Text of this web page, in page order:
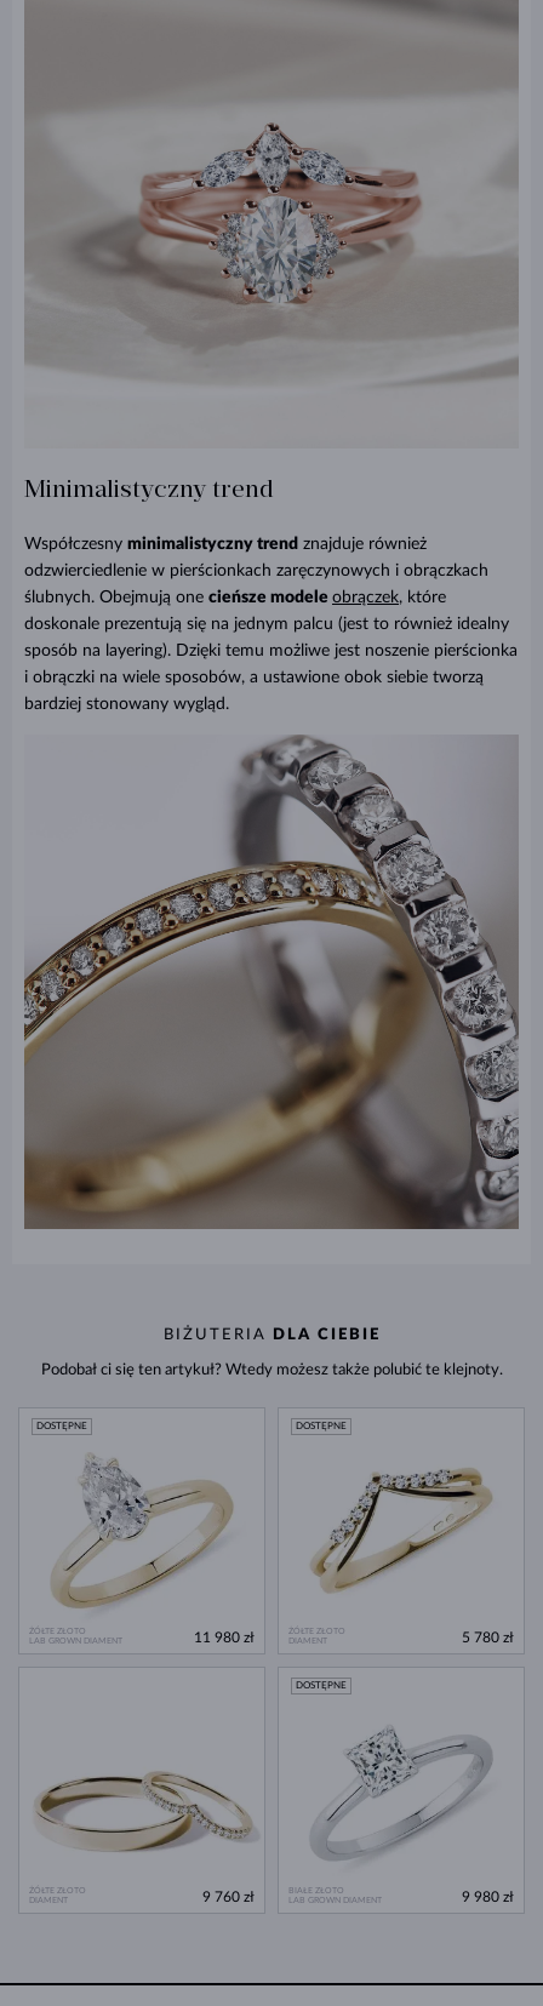
Minimalistyczny trend
Współczesny minimalistyczny trend znajduje również
odzwierciedlenie w pierścionkach zaręczynowych i obrączkach
ślubnych. Obejmują one cieńsze modele obrączek, które
doskonale prezentują się na jednym palcu (jest to również idealny
sposób na layering). Dzięki temu możliwe jest noszenie pierścionka
i obrączki na wiele sposobów, a ustawione obok siebie tworzą
bardziej stonowany wygląd.
BIŻUTERIA DLA CIEBIE
Podobał ci się ten artykuł? Wtedy możesz także polubić te klejnoty.
ŻÓŁTE ZŁOTO
LAB GROWN DIAMENT
DOSTĘPNE
11 980 zł
ŻÓŁTE ZŁOTO
DIAMENT
DOSTĘPNE
5 780 zł
ŻÓŁTE ZŁOTO
DIAMENT
9 760 zł
BIAŁE ZŁOTO
LAB GROWN DIAMENT
DOSTĘPNE
9 980 zł